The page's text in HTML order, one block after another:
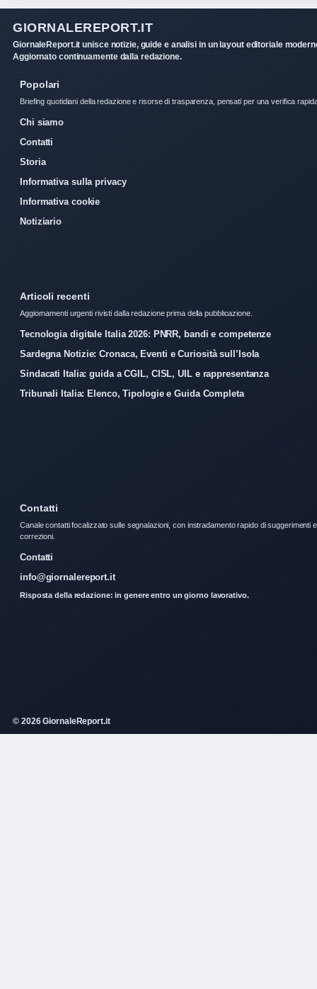
GIORNALEREPORT.IT
GiornaleReport.it unisce notizie, guide e analisi in un layout editoriale
Aggiornato continuamente dalla redazione.
Popolari
Briefing quotidiani della redazione e risorse di trasparenza, pensati per una verifica
Chi siamo
Contatti
Storia
Informativa sulla privacy
Informativa cookie
Notiziario
Articoli recenti
Aggiornamenti urgenti rivisti dalla redazione prima della pubblicazione.
Tecnologia digitale Italia 2026: PNRR, bandi e competenze
Sardegna Notizie: Cronaca, Eventi e Curiosità sull’Isola
Sindacati Italia: guida a CGIL, CISL, UIL e rappresentanza
Tribunali Italia: Elenco, Tipologie e Guida Completa
Contatti
Canale contatti focalizzato sulle segnalazioni, con instradamento rapido di suggerimenti e
correzioni.
Contatti
info@giornalereport.it
Risposta della redazione: in genere entro un giorno lavorativo.
© 2026 GiornaleReport.it